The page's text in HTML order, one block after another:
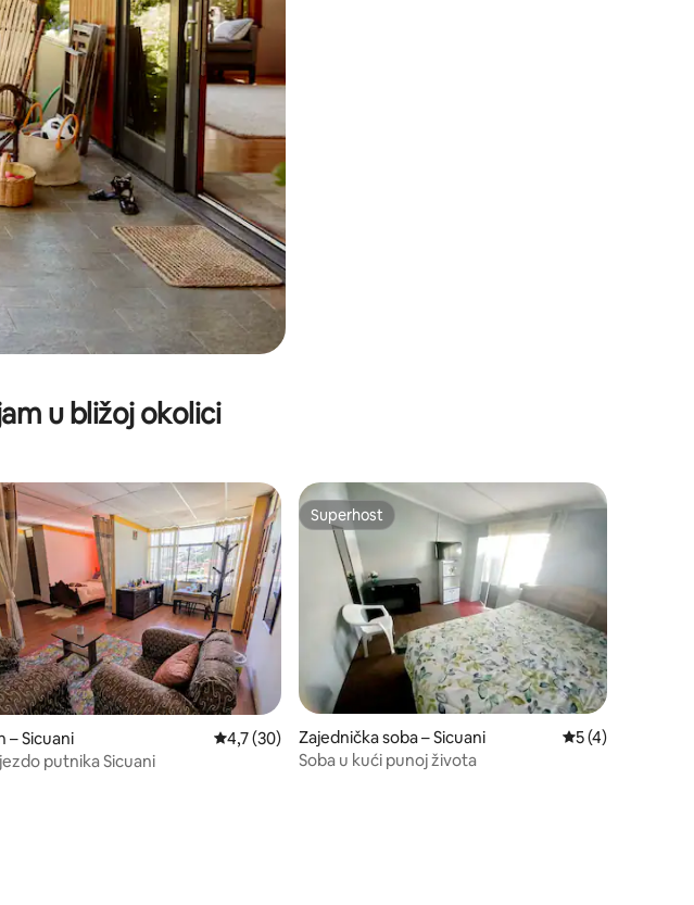
u bližoj okolici
5/5, recenzija: 8
– Sicuani Prosječna ocjena: 4,7/5, recenzija: 30
4,7 (30)
putnika Sicuani
Superhost
Superhost
Zajednička soba – Sicuani Prosječna
5 (4)
Soba u kući punoj života